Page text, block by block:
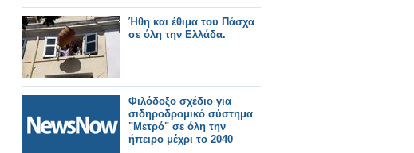
Ήθη και έθιμα του Πάσχα
σε όλη την Ελλάδα.
Φιλόδοξο σχέδιο για
σιδηροδρομικό σύστημα
"Μετρό" σε όλη την
ήπειρο μέχρι το 2040